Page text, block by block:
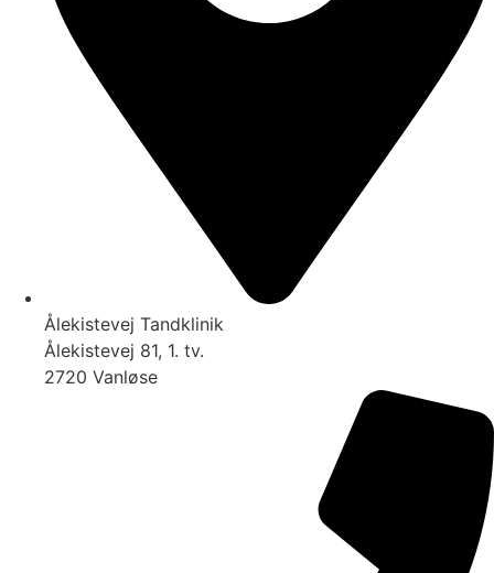
Ålekistevej Tandklinik
Ålekistevej 81, 1. tv.
2720 Vanløse